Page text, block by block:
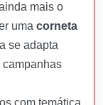
mais o
uma corneta
se adapta
campanhas
com temática